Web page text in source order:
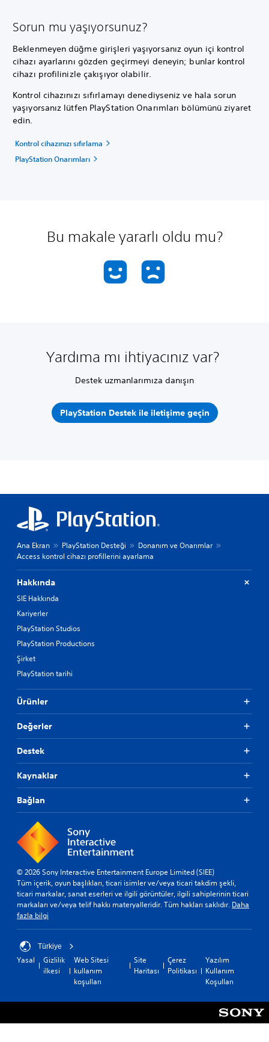
Sorun mu yaşıyorsunuz?
Beklenmeyen düğme girişleri yaşıyorsanız oyun içi kontrol
cihazı ayarlarını gözden geçirmeyi deneyin; bunlar kontrol
cihazı profilinizle çakışıyor olabilir.
Kontrol cihazınızı sıfırlamayı denediyseniz ve hala sorun
yaşıyorsanız lütfen PlayStation Onarımları bölümünü ziyaret
edin.
Kontrol cihazınızı sıfırlama
PlayStation Onarımları
Bu makale yararlı oldu mu?
Yardıma mı ihtiyacınız var?
Destek uzmanlarımıza danışın
PlayStation Destek ile iletişime geçin
Ana Ekran PlayStation Desteği
Donanım ve Onarımlar
Access kontrol cihazı profillerini ayarlama
Hakkında
SIE Hakkında
Kariyerler
PlayStation Studios
PlayStation Productions
Şirket
PlayStation tarihi
Ürünler
Değerler
Destek
Kaynaklar
Bağlan
© 2026 Sony Interactive Entertainment Europe Limited (SIEE)
Tüm içerik, oyun başlıkları, ticari isimler ve/veya ticari takdim şekli,
ticari markalar, sanat eserleri ve ilgili görüntüler, ilgili sahiplerinin ticari
markaları ve/veya telif hakkı materyalleridir. Tüm hakları saklıdır. Daha
fazla bilgi
Türkiye
Yasal
Gizlilik
ilkesi
Web Sitesi
kullanım
koşulları
Site
Haritası
Çerez
Politikası
Yazılım
Kullanım
Koşulları